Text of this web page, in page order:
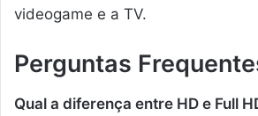
videogame e a TV.
Perguntas
Qual a diferença entre HD e Full